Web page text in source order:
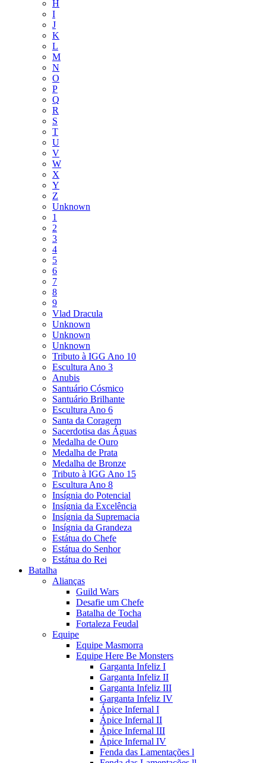
H
I
J
K
L
M
N
O
P
Q
R
S
T
U
V
W
X
Y
Z
Unknown
1
2
3
4
5
6
7
8
9
Vlad Dracula
Unknown
Unknown
Unknown
Tributo à IGG Ano 10
Escultura Ano 3
Anubis
Santuário Cósmico
Santuário Brilhante
Escultura Ano 6
Santa da Coragem
Sacerdotisa das Águas
Medalha de Ouro
Medalha de Prata
Medalha de Bronze
Tributo à IGG Ano 15
Escultura Ano 8
Insígnia do Potencial
Insígnia da Excelência
Insígnia da Supremacia
Insígnia da Grandeza
Estátua do Chefe
Estátua do Senhor
Estátua do Rei
Batalha
Alianças
Guild Wars
Desafie um Chefe
Batalha de Tocha
Fortaleza Feudal
Equipe
Equipe Masmorra
Equipe Here Be Monsters
Garganta Infeliz I
Garganta Infeliz II
Garganta Infeliz III
Garganta Infeliz IV
Ápice Infernal I
Ápice Infernal II
Ápice Infernal III
Ápice Infernal IV
Fenda das Lamentações l